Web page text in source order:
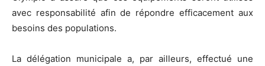
avec responsabilité afin de répondre efficacement aux
besoins des populations.
La délégation municipale a, par ailleurs, effectué une